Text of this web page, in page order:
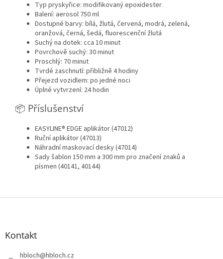
Typ pryskyřice: modifikovaný epoxidester
Balení: aerosol 750 ml
Dostupné barvy: bílá, žlutá, červená, modrá, zelená,
oranžová, černá, šedá, fluorescenční žlutá
Suchý na dotek: cca 10 minut
Povrchově suchý: 30 minut
Proschlý: 70 minut
Tvrdé zaschnutí: přibližně 4 hodiny
Přejezd vozidlem: po jedné noci
Úplné vytvrzení: 24 hodin
📦 Příslušenství
EASYLINE® EDGE aplikátor (47012)
Ruční aplikátor (47013)
Náhradní maskovací desky (47014)
Sady šablon 150 mm a 300 mm pro značení znaků a
písmen (40141, 40144)
Z
Kontakt
hbloch@hbloch.cz